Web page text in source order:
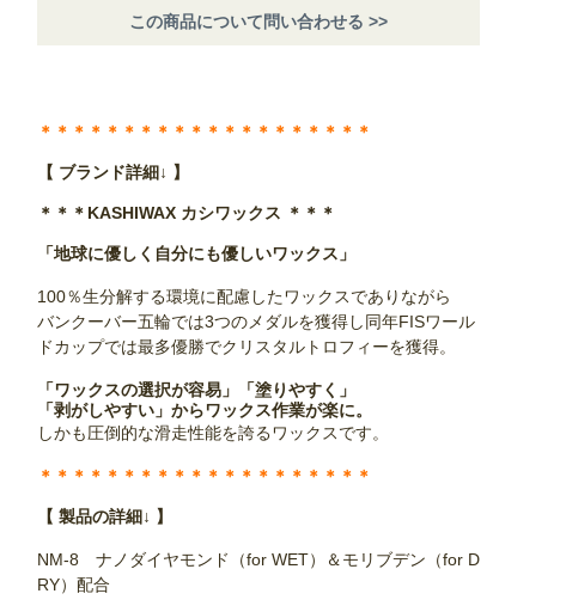
この商品について問い合わせる >>
＊＊＊＊＊＊＊＊＊＊＊＊＊＊＊＊＊＊＊＊
【 ブランド詳細↓ 】
＊＊＊KASHIWAX カシワックス ＊＊＊
「地球に優しく自分にも優しいワックス」
100％生分解する環境に配慮したワックスでありながら
バンクーバー五輪では3つのメダルを獲得し同年FISワール
ドカップでは最多優勝でクリスタルトロフィーを獲得。
「ワックスの選択が容易」「塗りやすく」
「剥がしやすい」からワックス作業が楽に。
しかも圧倒的な滑走性能を誇るワックスです。
＊＊＊＊＊＊＊＊＊＊＊＊＊＊＊＊＊＊＊＊
【 製品の詳細↓ 】
NM-8 ナノダイヤモンド（for WET）＆モリブデン（for D
RY）配合